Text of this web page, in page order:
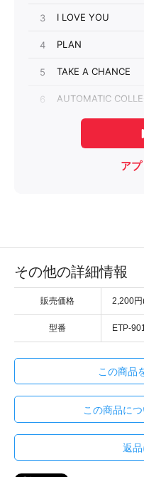
その他の詳細情報
販売価格 2,200
型番 ETP-
この商品
この商品に
返